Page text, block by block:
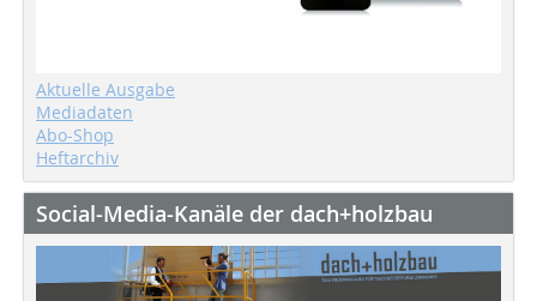
Aktuelle Ausgabe
Mediadaten
Abo-Shop
Heftarchiv
Social-Media-Kanäle der dach+holzbau